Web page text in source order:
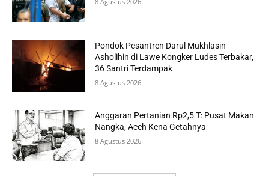
Pondok Pesantren Darul Mukhlasin
Asholihin di Lawe Kongker Ludes Terbakar,
36 Santri Terdampak
8 Agustus 2026
Anggaran Pertanian Rp2,5 T: Pusat Makan
Nangka, Aceh Kena Getahnya
8 Agustus 2026